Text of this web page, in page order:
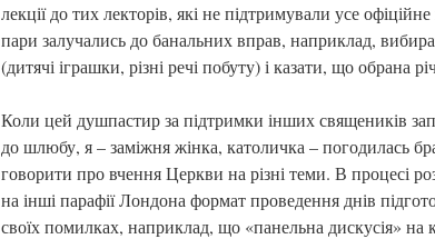
лекції до тих лекторів, які не підтримували усе
пари залучались до банальних вправ, наприклад,
(дитячі іграшки, різні речі побуту) і казати, що обрана
Коли цей душпастир за підтримки інших священиків
до шлюбу, я – заміжня жінка, католичка – погодилась
говорити про вчення Церкви на різні теми. В процесі
на інші парафії Лондона формат проведення днів
своїх помилках, наприклад, що «панельна дискусія» на